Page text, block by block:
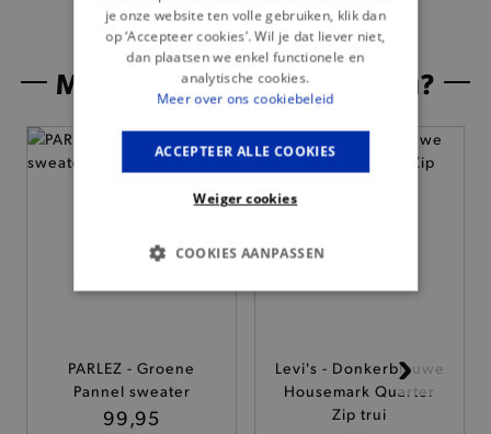
Misschien is dit iets voor jou?
PARLEZ - Groene
Pannel sweater
99,95
Levi's - Donkerblauwe
Housemark Quarter
Zip trui
je onze website ten volle gebruiken, klik dan
op ‘Accepteer cookies’. Wil je dat liever niet,
dan plaatsen we enkel functionele en
analytische cookies.
Meer over ons cookiebeleid
ACCEPTEER ALLE COOKIES
Weiger cookies
COOKIES AANPASSEN
BASIS COOKIES
TARGETING